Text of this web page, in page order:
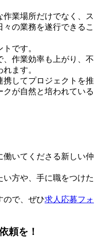
業場所だけでなく、ス
の業務を遂行できるこ
です。
作業効率も上がり、不
ます。
携してプロジェクトを推
が自然と培われている
いてくださる新しい仲
方や、手に職をつけた
ので、ぜひ求人応募フォ
頼を！